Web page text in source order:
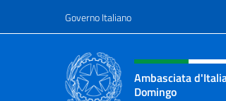
Governo Italiano
Intestazione sito,
Ambasciata
Domingo